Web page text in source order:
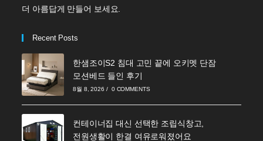
더 아름답게 만들어 보세요.
Recent Posts
한샘조이S2 침대 고민 끝에 오키멧 단잠
모션베드 들인 후기
8월 8, 2026 / 0 COMMENTS
컨테이너집 대신 선택한 조립식창고,
전원생활이 한결 여유로워졌어요